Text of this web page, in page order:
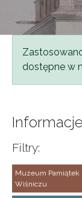
dostępne w
Informacje
Filtry:
Muzeum Pamiątek
Wiśniczu